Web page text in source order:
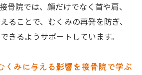
骨院では、顔だけでなく首や肩、
ることで、むくみの再発を防ぎ、
きるようサポートしています。
くみに与える影響を接骨院で学ぶ